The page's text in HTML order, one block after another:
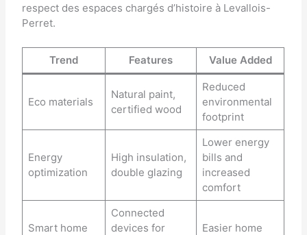
respect des espaces chargés d’histoire à Levallois-
Perret.
Trend Features Value Added
Eco materials
Natural paint,
certified wood
Reduced
environmental
footprint
Energy
optimization
High insulation,
double glazing
Lower energy
bills and
increased
comfort
Smart home
Connected
devices for
Easier home